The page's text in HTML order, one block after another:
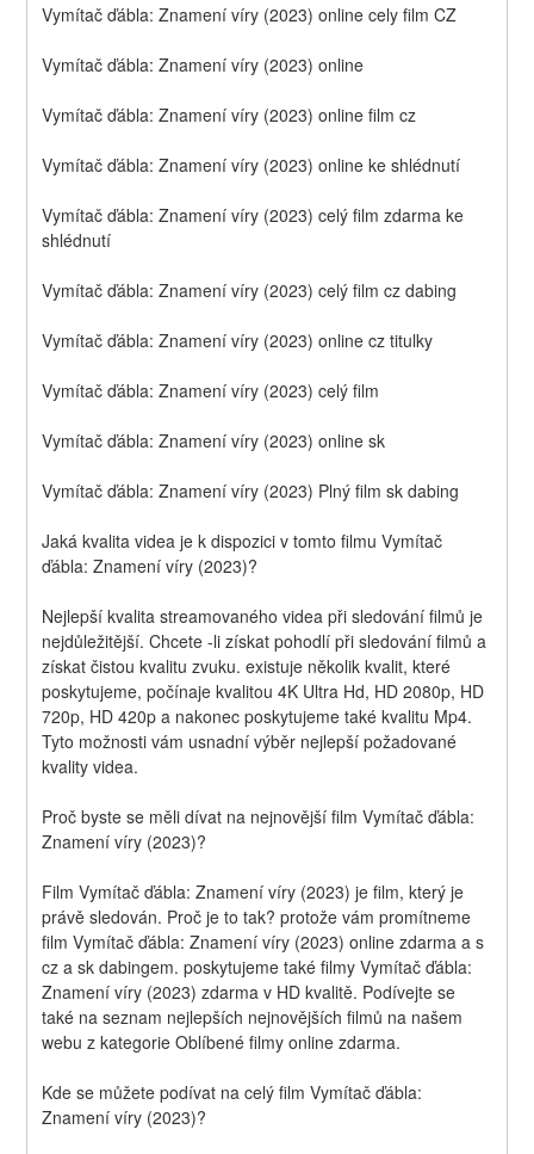
Vymítač ďábla: Znamení víry (2023) online cely film CZ
Vymítač ďábla: Znamení víry (2023) online
Vymítač ďábla: Znamení víry (2023) online film cz
Vymítač ďábla: Znamení víry (2023) online ke shlédnutí
Vymítač ďábla: Znamení víry (2023) celý film zdarma ke
shlédnutí
Vymítač ďábla: Znamení víry (2023) celý film cz dabing
Vymítač ďábla: Znamení víry (2023) online cz titulky
Vymítač ďábla: Znamení víry (2023) celý film
Vymítač ďábla: Znamení víry (2023) online sk
Vymítač ďábla: Znamení víry (2023) Plný film sk dabing
Jaká kvalita videa je k dispozici v tomto filmu Vymítač
ďábla: Znamení víry (2023)?
Nejlepší kvalita streamovaného videa při sledování filmů je
nejdůležitější. Chcete -li získat pohodlí při sledování filmů a
získat čistou kvalitu zvuku. existuje několik kvalit, které
poskytujeme, počínaje kvalitou 4K Ultra Hd, HD 2080p, HD
720p, HD 420p a nakonec poskytujeme také kvalitu Mp4.
Tyto možnosti vám usnadní výběr nejlepší požadované
kvality videa.
Proč byste se měli dívat na nejnovější film Vymítač ďábla:
Znamení víry (2023)?
Film Vymítač ďábla: Znamení víry (2023) je film, který je
právě sledován. Proč je to tak? protože vám promítneme
film Vymítač ďábla: Znamení víry (2023) online zdarma a s
cz a sk dabingem. poskytujeme také filmy Vymítač ďábla:
Znamení víry (2023) zdarma v HD kvalitě. Podívejte se
také na seznam nejlepších nejnovějších filmů na našem
webu z kategorie Oblíbené filmy online zdarma.
Kde se můžete podívat na celý film Vymítač ďábla:
Znamení víry (2023)?